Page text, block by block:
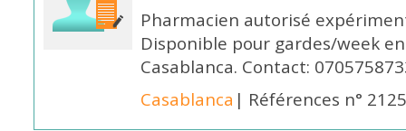
Pharmacien autorisé
Disponible pour gardes/week
Casablanca. Contact:
Casablanca | Références n°